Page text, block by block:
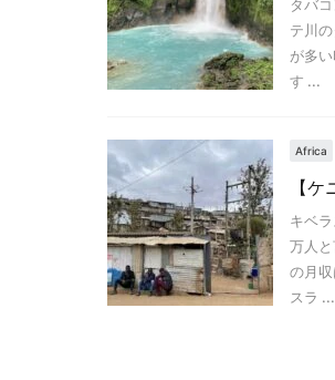
タバ
テ川
が多
す ...
Africa
【
キベ
万人
の月
スラ ...